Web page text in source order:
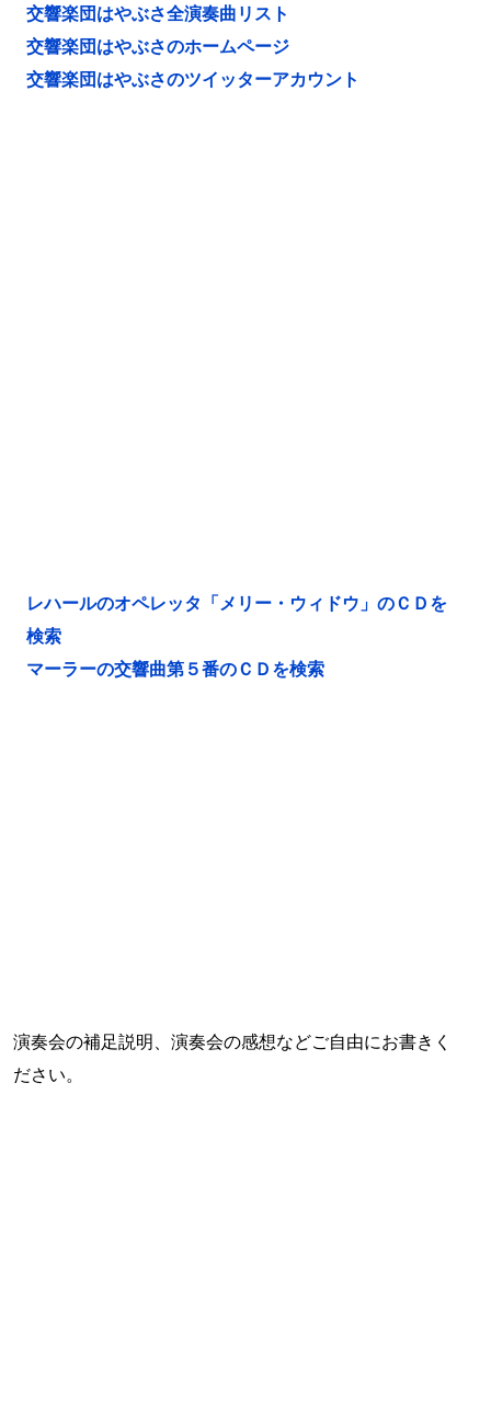
交響楽団はやぶさ全演奏曲リスト
交響楽団はやぶさのホームページ
交響楽団はやぶさのツイッターアカウント
レハールのオペレッタ「メリー・ウィドウ」のＣＤを
検索
マーラーの交響曲第５番のＣＤを検索
演奏会の補足説明、演奏会の感想などご自由にお書きく
ださい。